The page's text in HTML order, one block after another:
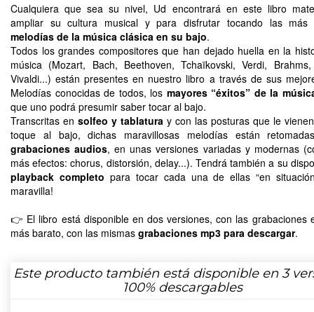
Cualquiera que sea su nivel, Ud encontrará en este libro
ampliar su cultura musical y para disfrutar tocando las más
melodías de la música clásica en su bajo.
Todos los grandes compositores que han dejado huella en la
música (Mozart, Bach, Beethoven, Tchaïkovski, Verdi, Brahms,
Vivaldi...) están presentes en nuestro libro a través de sus
Melodías conocidas de todos, los mayores “éxitos” de la
que uno podrá presumir saber tocar al bajo.
Transcritas en solfeo y tablatura y con las posturas que le
toque al bajo, dichas maravillosas melodías están
grabaciones audios, en unas versiones variadas y modernas
más efectos: chorus, distorsión, delay...). Tendrá también a su
playback completo para tocar cada una de ellas “en
maravilla!
👉 El libro está disponible en dos versiones, con las grabaciones
más barato, con las mismas grabaciones mp3 para descargar.
Este producto también está disponible en 3
100% descargables